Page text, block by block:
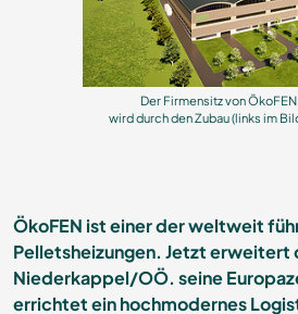
Der Firmensitz von
wird durch den Zubau (links im
ÖkoFEN ist einer der weltweit
Pelletsheizungen. Jetzt erweitert
Niederkappel/OÖ. seine
errichtet ein hochmodernes